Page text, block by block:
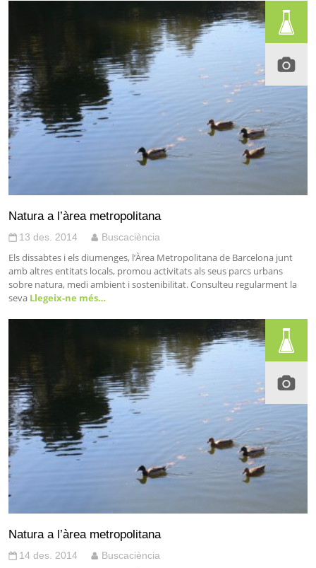
Natura a l’àrea metropolitana
13 des. 2014 Buscaciència
Els dissabtes i els diumenges, l’Àrea Metropolitana de Barcelona junt
amb altres entitats locals, promou activitats als seus parcs urbans
sobre natura, medi ambient i sostenibilitat. Consulteu regularment la
seva Llegeix-ne més…
Natura a l’àrea metropolitana
14 des. 2014 Buscaciència